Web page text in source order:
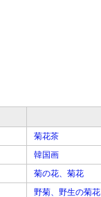
菊花茶
韓国画
菊の花、菊花
野菊、野生の菊花